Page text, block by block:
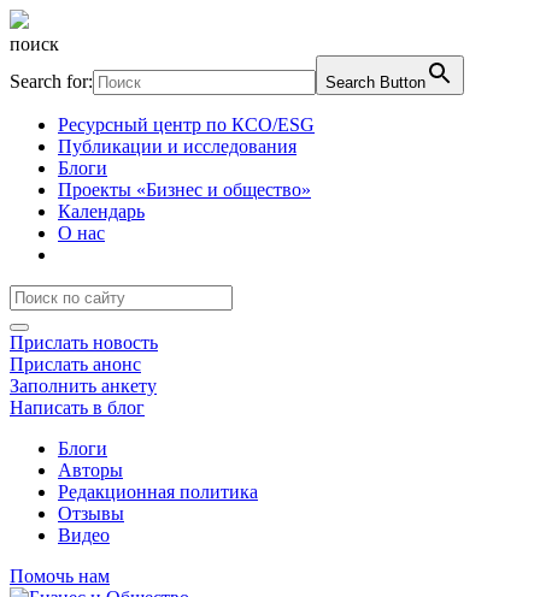
поиск
Search for:
Search Button
Ресурсный центр по КСО/ESG
Публикации и исследования
Блоги
Проекты «Бизнес и общество»
Календарь
О нас
Прислать новость
Прислать анонс
Заполнить анкету
Написать в блог
Блоги
Авторы
Редакционная политика
Отзывы
Видео
Помочь нам